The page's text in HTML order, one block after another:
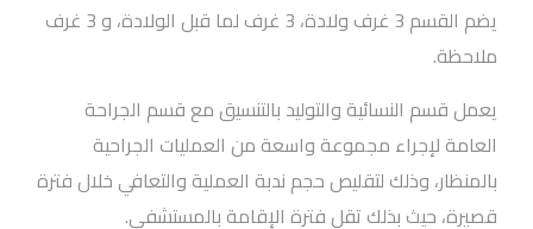
يضم القسم 3 غرف ولادة، 3 غرف لما قبل الولادة، و 3 غرف
ملاحظة.
يعمل قسم النسائية والتوليد بالتنسيق مع قسم الجراحة
العامة لإجراء مجموعة واسعة من العمليات الجراحية
بالمنظار، وذلك لتقليص حجم ندبة العملية والتعافي خلال فترة
قصيرة، حيث بذلك تقل فترة الإقامة بالمستشفى.